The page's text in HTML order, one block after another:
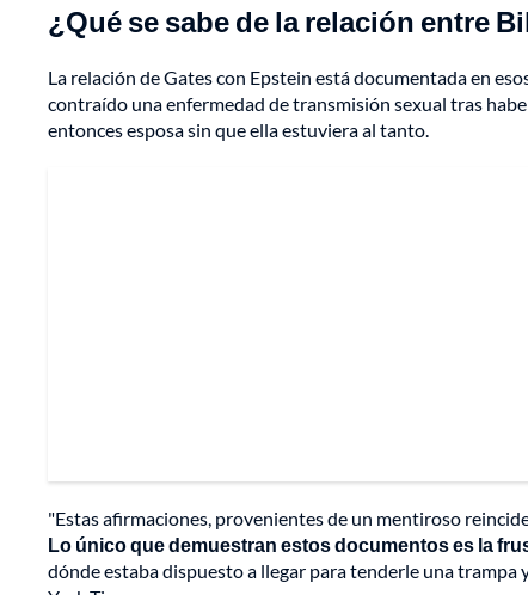
¿Qué se sabe de la relación entre
La relación de Gates con Epstein está documentada en
contraído una enfermedad de transmisión sexual tras
entonces esposa sin que ella estuviera al tanto.
"Estas afirmaciones, provenientes de un mentiroso
Lo único que demuestran estos documentos es la
dónde estaba dispuesto a llegar para tenderle una